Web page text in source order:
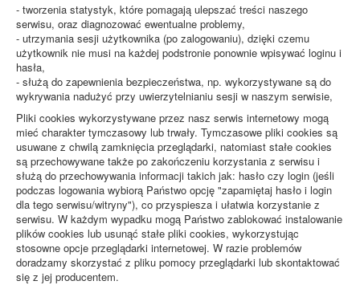
- tworzenia statystyk, które pomagają ulepszać treści naszego
serwisu, oraz diagnozować ewentualne problemy,
- utrzymania sesji użytkownika (po zalogowaniu), dzięki czemu
użytkownik nie musi na każdej podstronie ponownie wpisywać loginu i
hasła,
- służą do zapewnienia bezpieczeństwa, np. wykorzystywane są do
wykrywania nadużyć przy uwierzytelnianiu sesji w naszym serwisie,
Pliki cookies wykorzystywane przez nasz serwis internetowy mogą
mieć charakter tymczasowy lub trwały. Tymczasowe pliki cookies są
usuwane z chwilą zamknięcia przeglądarki, natomiast stałe cookies
są przechowywane także po zakończeniu korzystania z serwisu i
służą do przechowywania informacji takich jak: hasło czy login (jeśli
podczas logowania wybiorą Państwo opcję "zapamiętaj hasło i login
dla tego serwisu/witryny"), co przyspiesza i ułatwia korzystanie z
serwisu. W każdym wypadku mogą Państwo zablokować instalowanie
plików cookies lub usunąć stałe pliki cookies, wykorzystując
stosowne opcje przeglądarki internetowej. W razie problemów
doradzamy skorzystać z pliku pomocy przeglądarki lub skontaktować
się z jej producentem.